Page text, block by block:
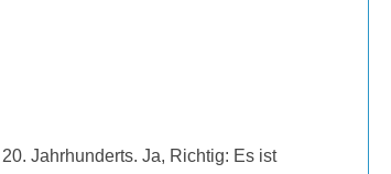
Jahrhunderts. Ja, Richtig: Es ist